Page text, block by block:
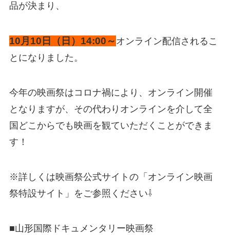
品が決まり、
10月10日（日）14:00～ オンライン配信されるこ
とになりました。
今年の映画祭はコロナ禍により、オンライン開催
となりますが、その代わりオンラインを介して全
国どこからでも映画を観ていただくことができま
す！
※詳しくは映画祭公式サイトの「オンライン映画
祭特設サイト」をご参照ください⇩
■山形国際ドキュメンタリー映画祭